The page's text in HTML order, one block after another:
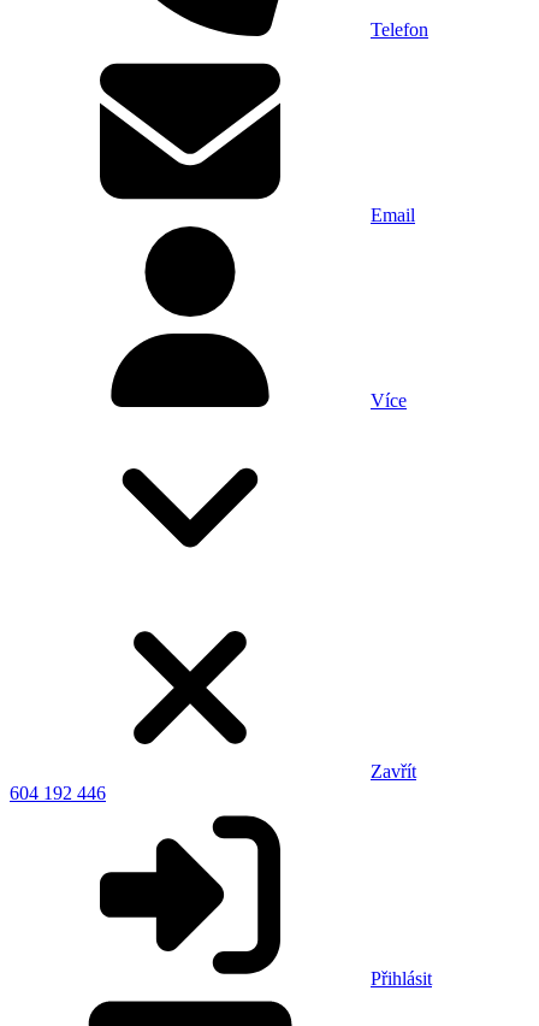
Telefon
Email
Více
Zavřít
604 192 446
Přihlásit